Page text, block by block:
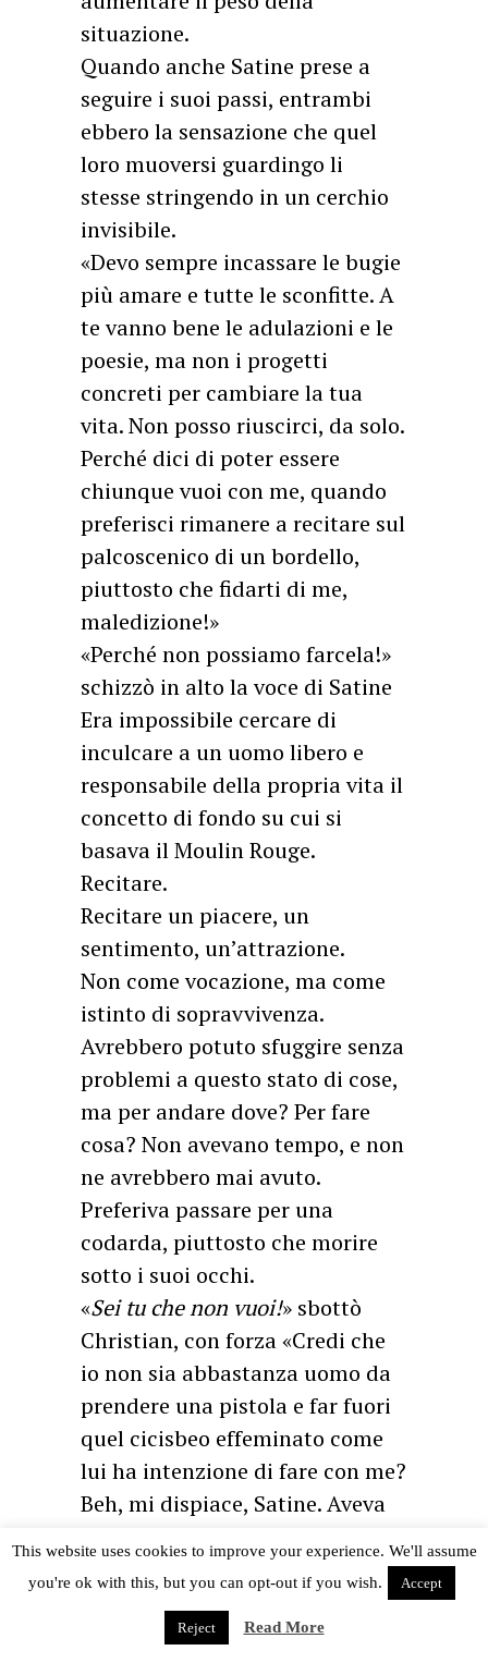
situazione.
Quando anche Satine prese a
seguire i suoi passi, entrambi
ebbero la sensazione che quel
loro muoversi guardingo li
stesse stringendo in un cerchio
invisibile.
«Devo sempre incassare le bugie
più amare e tutte le sconfitte. A
te vanno bene le adulazioni e le
poesie, ma non i progetti
concreti per cambiare la tua
vita. Non posso riuscirci, da solo.
Perché dici di poter essere
chiunque vuoi con me, quando
preferisci rimanere a recitare sul
palcoscenico di un bordello,
piuttosto che fidarti di me,
maledizione!»
«Perché non possiamo farcela!»
schizzò in alto la voce di Satine
Era impossibile cercare di
inculcare a un uomo libero e
responsabile della propria vita il
concetto di fondo su cui si
basava il Moulin Rouge.
Recitare.
Recitare un piacere, un
sentimento, un’attrazione.
Non come vocazione, ma come
istinto di sopravvivenza.
Avrebbero potuto sfuggire senza
problemi a questo stato di cose,
ma per andare dove? Per fare
cosa? Non avevano tempo, e non
ne avrebbero mai avuto.
Preferiva passare per una
codarda, piuttosto che morire
sotto i suoi occhi.
«Sei tu che non vuoi!» sbottò
Christian, con forza «Credi che
io non sia abbastanza uomo da
prendere una pistola e far fuori
quel cicisbeo effeminato come
lui ha intenzione di fare con me?
Beh, mi dispiace, Satine. Aveva
l’amore si dà al miglior
offerente, non può esserci
fiducia, né tantomeno amore.»
This website uses cookies to improve your experience. We'll assume
you're ok with this, but you can opt-out if you wish.
Accept
Reject Read More